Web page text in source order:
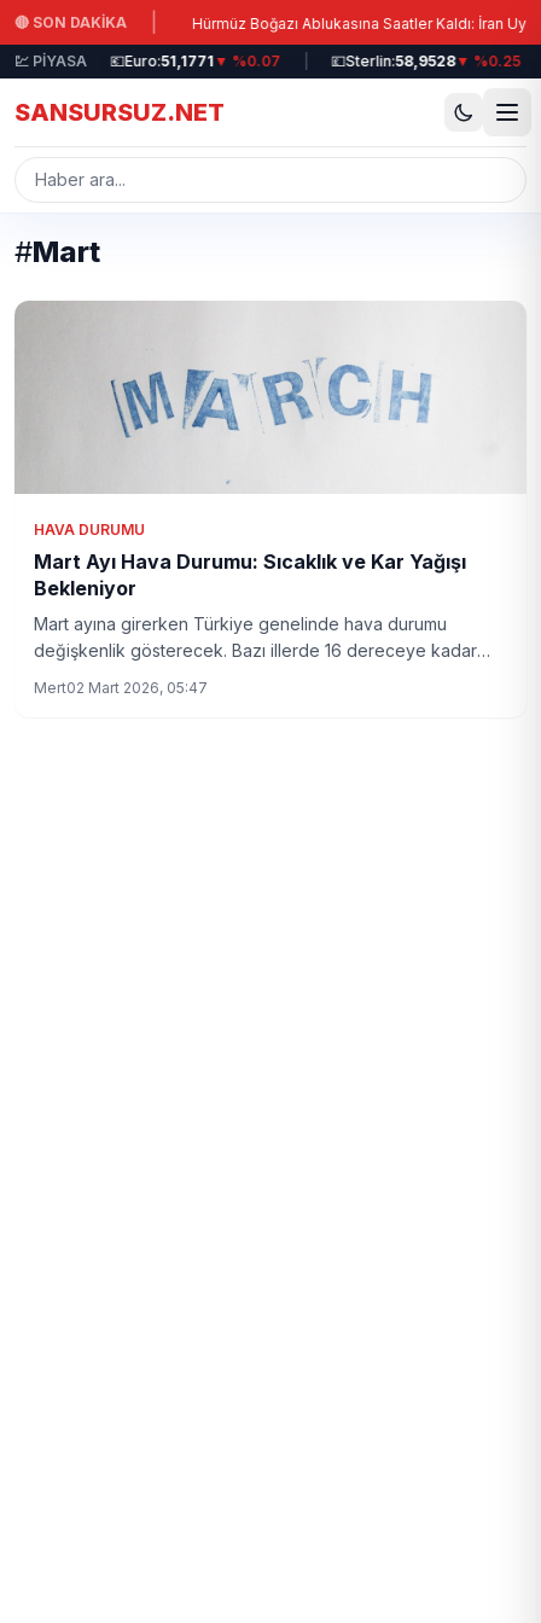
Ana içeriğe atla
🔴 SON DAKİKA
Su Verildi! Hürmüz Boğazı Ablukasına Saatler Kaldı: İran
💹 PİYASA
%0.19 | 💶Euro:51,1771▼ %0.07 💷Sterlin:58,9528▼ %0.25
SANSURSUZ.NET
#Mart
HAVA DURUMU
Mart Ayı Hava Durumu: Sıcaklık ve Kar Yağışı
Bekleniyor
Mart ayına girerken Türkiye genelinde hava durumu
değişkenlik gösterecek. Bazı illerde 16 dereceye kadar
Mert02 Mart 2026, 05:47